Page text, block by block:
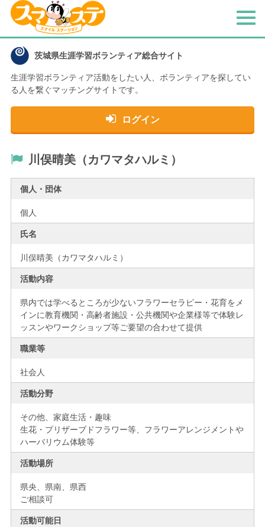
茨城県生涯学習ボランティア総合サイト
生涯学習ボランティア活動をしたい人、 ボランティアを探してい
る人を繋ぐマッチングサイトです。
ログイン
メ
川俣晴美（カワマタハルミ）
個人・団体
個人
氏名
川俣晴美（カワマタハルミ）
活動内容
県内では学べるところが少ないフラワーセラピー・花育をメ
インに教育機関・高齢者施設・公共機関や企業様等で体験レ
ッスンやワークショップ等ご要望の合わせて提供
職業等
社会人
活動分野
その他、家庭生活・趣味
生花・プリザーブドフラワー等、フラワーアレンジメントや
ハーバリウム体験等
活動場所
県央、 県南、 県西
ご相談可
活動可能日